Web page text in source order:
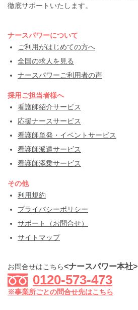
徹底サポートいたします。
ナースパワーについて
ご利用がはじめての方へ
全国の求人を見る
ナースパワーご利用者の声
採用ご担当者様へ
看護師紹介サービス
応援ナースサービス
看護師単発・イベントサービス
看護師派遣サービス
看護師添乗サービス
その他
利用規約
プライバシーポリシー
サポート（お問合せ）
サイトマップ
お問合せはこちら<ナースパワー本社>
0120-573-473
※事業所ごとの問合せ先はこちら